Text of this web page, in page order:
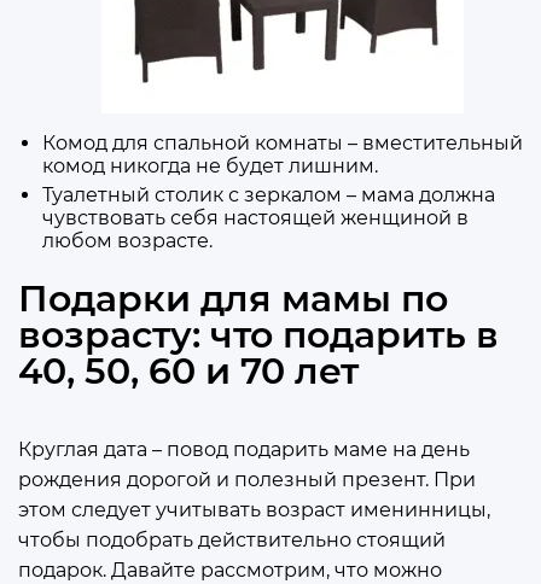
Комод для спальной комнаты – вместительный
комод никогда не будет лишним.
Туалетный столик с зеркалом – мама должна
чувствовать себя настоящей женщиной в
любом возрасте.
Подарки для мамы по
возрасту: что подарить в
40, 50, 60 и 70 лет
Круглая дата – повод подарить маме на день
рождения дорогой и полезный презент. При
этом следует учитывать возраст именинницы,
чтобы подобрать действительно стоящий
подарок. Давайте рассмотрим, что можно